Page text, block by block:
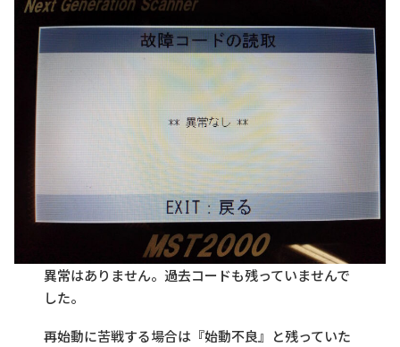
異常はありません。過去コードも残っていませんで
した。
再始動に苦戦する場合は『始動不良』と残っていた